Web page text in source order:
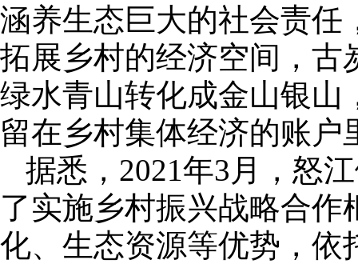
涵养生态巨大的社会责任
拓展乡村的经济空间，古
绿水青山转化成金山银山
留在乡村集体经济的账户
据悉，2021年3月，怒
了实施乡村振兴战略合
化、生态资源等优势，依